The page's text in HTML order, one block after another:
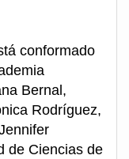
conformado
Bernal,
Rodríguez,
de Ciencias de